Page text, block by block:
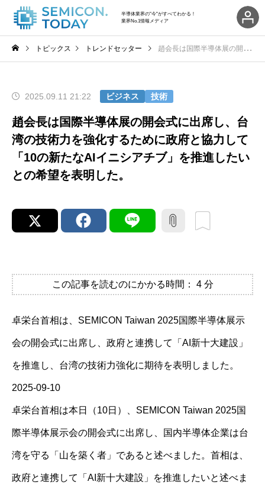
半導体業界の"今"がすべてわかる！
業界No.1情報メディア
トピックス トレンドセッター 趙会長は国際半導体展の開会式に出席し、台湾の技術力を強化するために政府と協力して「10の新たなAIイニシアチブ」を推進したいとの希望を表明した。
2025.09.11 21:22 ビジネス 技術
趙会長は国際半導体展の開会式に出席し、台
湾の技術力を強化するために政府と協力して
「10の新たなAIイニシアチブ」を推進したい
との希望を表明した。
この記事を読むのにかかる時間： 4 分
卓栄台首相は、SEMICON Taiwan 2025国際半導体展示
会の開会式に出席し、政府と連携して「AI新十大建設」
を推進し、台湾の技術力強化に期待を表明しました。
2025-09-10
卓栄台首相は本日（10日）、SEMICON Taiwan 2025国
際半導体展示会の開会式に出席し、国内半導体企業は台
湾を守る「山を築く者」であると述べました。首相は、
政府と連携して「AI新十大建設」を推進したいと述べま